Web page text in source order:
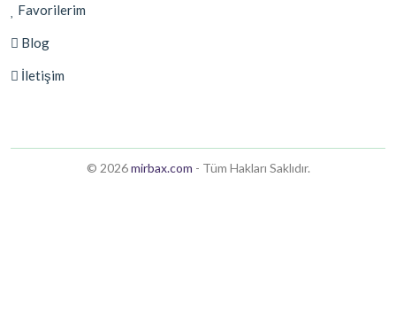
Favorilerim
Blog
İletişim
© 2026mirbax.com - Tüm Hakları Saklıdır.